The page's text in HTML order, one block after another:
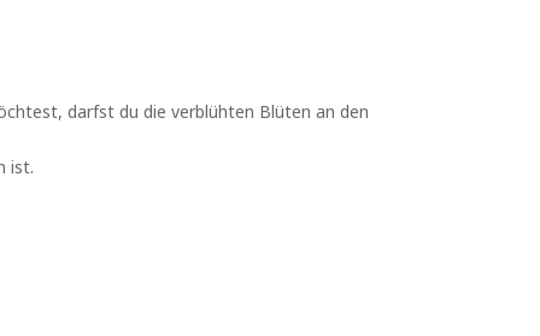
darfst du die verblühten Blüten an den
ist.